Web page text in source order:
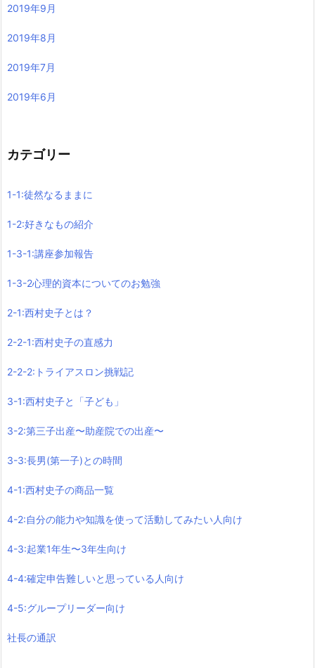
2019年9月
2019年8月
2019年7月
2019年6月
カテゴリー
1-1:徒然なるままに
1-2:好きなもの紹介
1-3-1:講座参加報告
1-3-2心理的資本についてのお勉強
2-1:西村史子とは？
2-2-1:西村史子の直感力
2-2-2:トライアスロン挑戦記
3-1:西村史子と「子ども」
3-2:第三子出産〜助産院での出産〜
3-3:長男(第一子)との時間
4-1:西村史子の商品一覧
4-2:自分の能力や知識を使って活動してみたい人向け
4-3:起業1年生〜3年生向け
4-4:確定申告難しいと思っている人向け
4-5:グループリーダー向け
社長の通訳